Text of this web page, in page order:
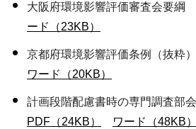
大阪府環境影響評価審査会要綱
ード（23KB）
京都府環境影響評価条例（抜粋
ワード（20KB）
計画段階配慮書時の専門調査部
PDF（24KB）
ワード（48KB）